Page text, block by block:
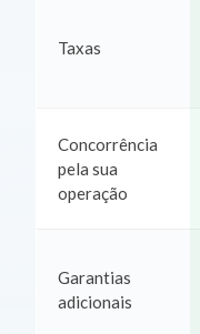
Taxas
Concorrência
pela sua
operação
Garantias
adicionais